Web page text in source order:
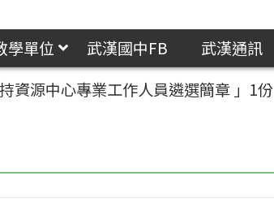
學單位 武漢國中FB 武漢通訊
資源中心專業工作人員遴選簡章 」1份